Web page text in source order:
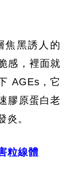
焦黑誘人的
感，裡面就
AGEs，它
膠原蛋白老
炎。
粒線體